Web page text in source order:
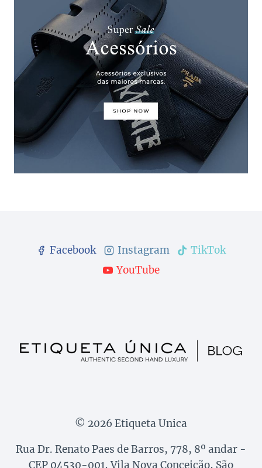
Facebook Instagram
TikTok
YouTube
© 2026 Etiqueta Unica
Rua Dr. Renato Paes de Barros, 778, 8º andar -
CEP 04530-001, Vila Nova Conceição, São